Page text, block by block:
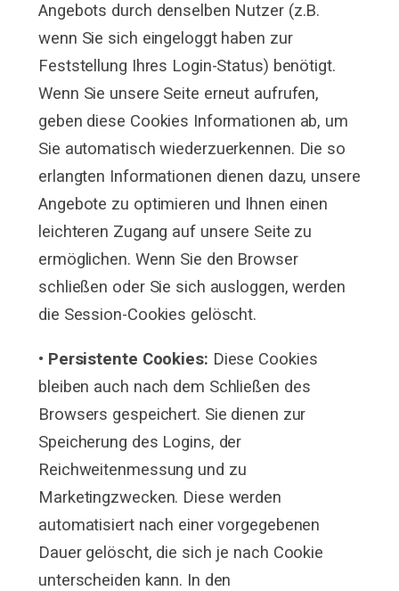
Angebots durch denselben Nutzer (z.B.
wenn Sie sich eingeloggt haben zur
Feststellung Ihres Login-Status) benötigt.
Wenn Sie unsere Seite erneut aufrufen,
geben diese Cookies Informationen ab, um
Sie automatisch wiederzuerkennen. Die so
erlangten Informationen dienen dazu, unsere
Angebote zu optimieren und Ihnen einen
leichteren Zugang auf unsere Seite zu
ermöglichen. Wenn Sie den Browser
schließen oder Sie sich ausloggen, werden
die Session-Cookies gelöscht.
• Persistente Cookies: Diese Cookies
bleiben auch nach dem Schließen des
Browsers gespeichert. Sie dienen zur
Speicherung des Logins, der
Reichweitenmessung und zu
Marketingzwecken. Diese werden
automatisiert nach einer vorgegebenen
Dauer gelöscht, die sich je nach Cookie
unterscheiden kann. In den